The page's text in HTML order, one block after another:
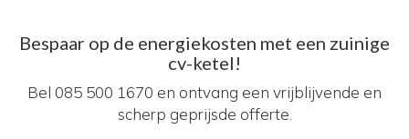
Bespaar op de energiekosten met een zuinige
cv-ketel!
Bel 085 500 1670 en ontvang een vrijblijvende en
scherp geprijsde offerte.